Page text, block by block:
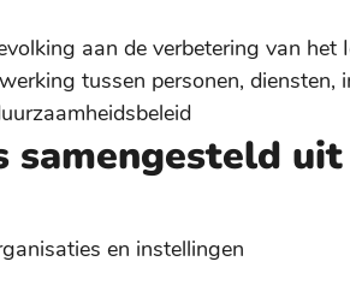
aan de verbetering van het
tussen personen,
samengesteld
en instellingen